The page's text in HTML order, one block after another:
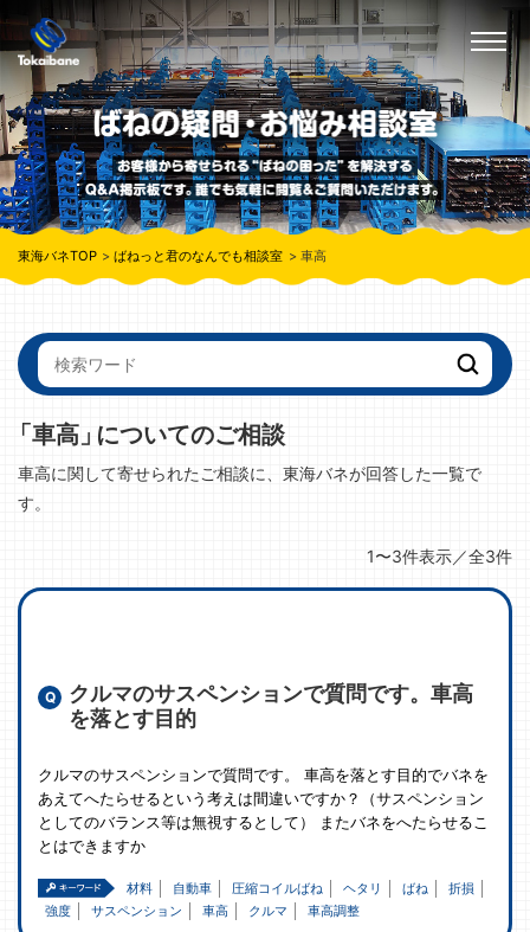
東海バネTOP ばねっと君のなんでも相談室 車高
「車高」についてのご相談
車高に関して寄せられたご相談に、東海バネが回答した一覧で
す。
1〜3件表示／全3件
クルマのサスペンションで質問です。車高
を落とす目的
クルマのサスペンションで質問です。 車高を落とす目的でバネを
あえてへたらせるという考えは間違いですか？（サスペンション
としてのバランス等は無視するとして） またバネをへたらせるこ
とはできますか
材料 自動車 圧縮コイルばね ヘタリ ばね
折損
強度
サスペンション 車高 クルマ 車高調整